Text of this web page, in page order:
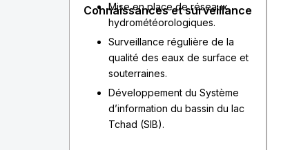
Connaissances et surveillance
Mise en place de réseaux
hydrométéorologiques.
Surveillance régulière de la
qualité des eaux de surface et
souterraines.
Développement du Système
d’information du bassin du lac
Tchad (SIB).